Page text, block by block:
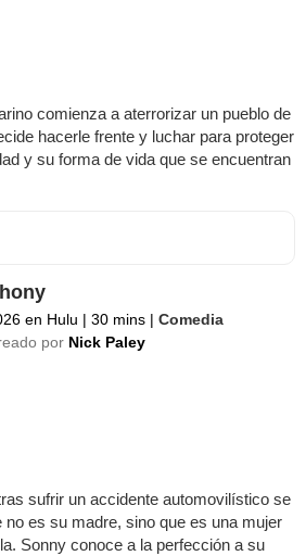
comienza a aterrorizar un pueblo de
hacerle frente y luchar para proteger
y su forma de vida que se encuentran
en Hulu | 30 mins | Comedia
por Nick Paley
sufrir un accidente automovilístico se
es su madre, sino que es una mujer
Sonny conoce a la perfección a su